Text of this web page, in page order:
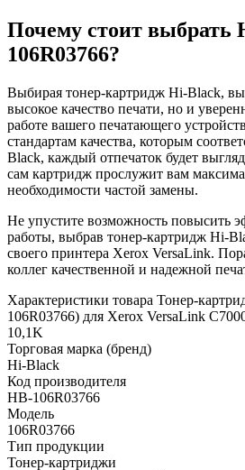
Почему стоит выбрать
106R03766?
Выбирая тонер-картридж Hi-Black, вы
высокое качество печати, но и
работе вашего печатающего
стандартам качества, которым
Black, каждый отпечаток будет
сам картридж прослужит вам
необходимости частой замены.
Не упустите возможность повысить
работы, выбрав тонер-картридж Hi-
своего принтера Xerox VersaLink.
коллег качественной и надежной
Характеристики товара Тонер-
106R03766) для Xerox VersaLink
10,1K
Торговая марка (бренд)
Hi-Black
Код производителя
HB-106R03766
Модель
106R03766
Тип продукции
Тонер-картриджи